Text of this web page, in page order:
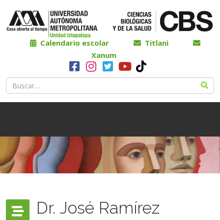
Calendario escolar
Titlani
Xanum
Dr. José Ramírez